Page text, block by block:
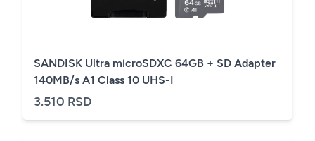
SANDISK Ultra microSDXC 64GB + SD Adapter
140MB/s A1 Class 10 UHS-I
3.510 RSD